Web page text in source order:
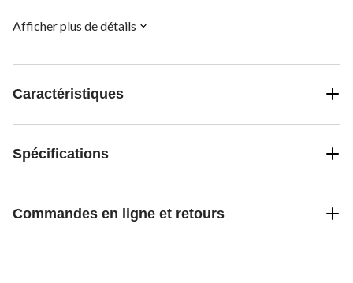
Afficher plus de détails
Caractéristiques
Spécifications
Commandes en ligne et retours